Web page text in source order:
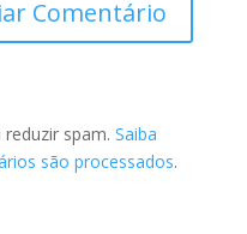
spam. Saiba
são processados.